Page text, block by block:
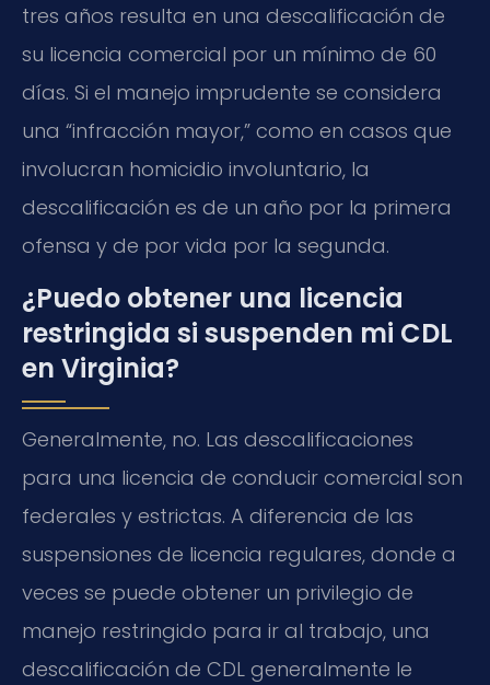
tres años resulta en una descalificación de
su licencia comercial por un mínimo de 60
días. Si el manejo imprudente se considera
una “infracción mayor,” como en casos que
involucran homicidio involuntario, la
descalificación es de un año por la primera
ofensa y de por vida por la segunda.
¿Puedo obtener una licencia
restringida si suspenden mi CDL
en Virginia?
Generalmente, no. Las descalificaciones
para una licencia de conducir comercial son
federales y estrictas. A diferencia de las
suspensiones de licencia regulares, donde a
veces se puede obtener un privilegio de
manejo restringido para ir al trabajo, una
descalificación de CDL generalmente le